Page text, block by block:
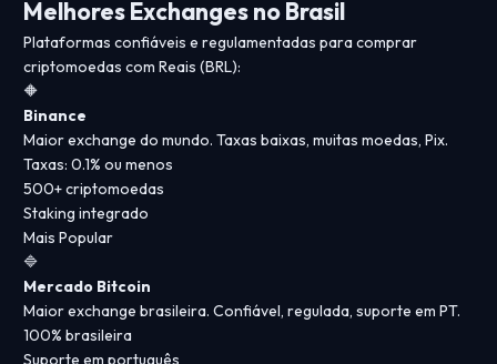
Melhores Exchanges no Brasil
Plataformas confiáveis e regulamentadas para comprar
criptomoedas com Reais (BRL):
🔶
Binance
Maior exchange do mundo. Taxas baixas, muitas moedas, Pix.
Taxas: 0.1% ou menos
500+ criptomoedas
Staking integrado
Mais Popular
🔷
Mercado Bitcoin
Maior exchange brasileira. Confiável, regulada, suporte em PT.
100% brasileira
Suporte em português